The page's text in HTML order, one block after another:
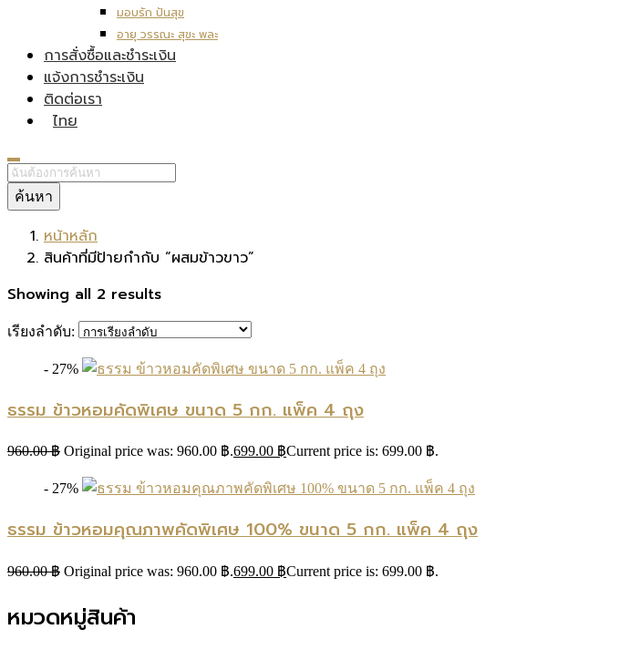
มอบรัก ปันสุข
อายุ วรรณะ สุขะ พละ
การสั่งซื้อและชำระเงิน
แจ้งการชำระเงิน
ติดต่อเรา
ไทย
ค้นหา
หน้าหลัก
สินค้าที่มีป้ายกำกับ “ผสมข้าวขาว”
Showing all 2 results
เรียงลำดับ:
- 27%
ธรรม ข้าวหอมคัดพิเศษ ขนาด 5 กก. แพ็ค 4 ถุง
960.00฿ Original price was: 960.00 ฿.699.00 ฿Current price is: 699.00 ฿.
- 27%
ธรรม ข้าวหอมคุณภาพคัดพิเศษ 100% ขนาด 5 กก. แพ็ค 4 ถุง
960.00฿ Original price was: 960.00 ฿.699.00 ฿Current price is: 699.00 ฿.
หมวดหมู่สินค้า